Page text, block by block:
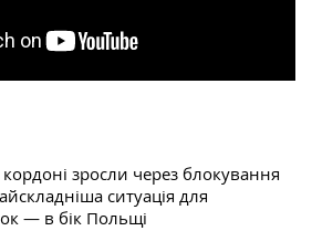
зросли через блокування
ситуація для
— в бік Польщі